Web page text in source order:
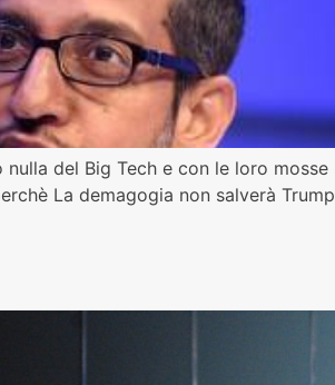
del Big Tech e con le loro mosse
La demagogia non salverà Trump